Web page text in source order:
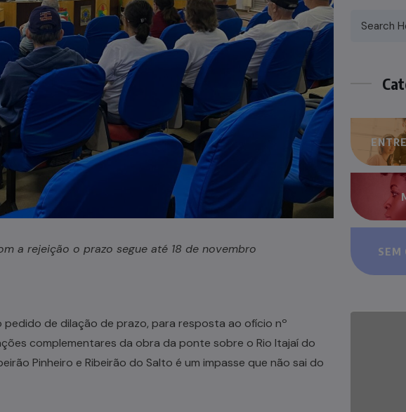
a rejeição o prazo segue até 18 de novembro
de dilação de prazo, para resposta ao ofício nº
complementares da obra da ponte sobre o Rio Itajaí do
Pinheiro e Ribeirão do Salto é um impasse que não sai do
SEM